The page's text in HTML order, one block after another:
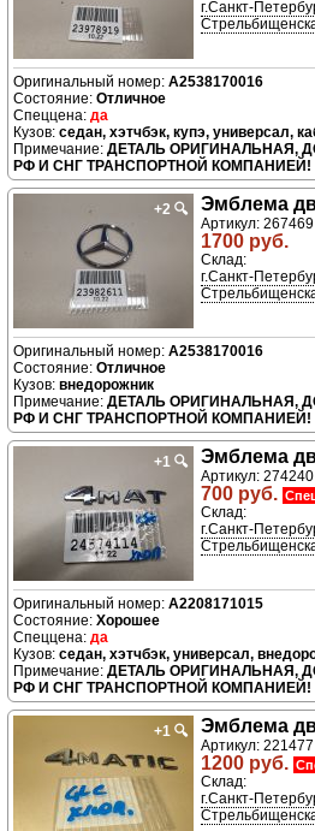
г.Санкт-
A2538170016
Отличное
да
седан, хэтчбэк, купэ, универсал,
ДЕТАЛЬ ОРИГИНАЛЬНАЯ,
РФ И СНГ ТРАНСПОРТНОЙ КОМПАНИЕЙ!
+2 🔍 Эмблема
Артикул: 267469
1700 руб.
Склад:
г.Санкт-
A2538170016
Отличное
внедорожник
ДЕТАЛЬ ОРИГИНАЛЬНАЯ,
РФ И СНГ ТРАНСПОРТНОЙ КОМПАНИЕЙ!
+1 🔍 Эмблема
Артикул: 274240
700 руб.
Склад:
г.Санкт-
A2208171015
Хорошее
да
седан, хэтчбэк, универсал,
ДЕТАЛЬ ОРИГИНАЛЬНАЯ,
РФ И СНГ ТРАНСПОРТНОЙ КОМПАНИЕЙ!
+1 🔍 Эмблема
Артикул: 221477
1200 руб.
Склад:
г.Санкт-